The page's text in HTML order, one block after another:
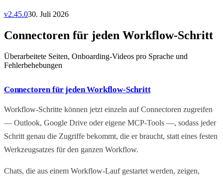
v2.45.030. Juli 2026
Connectoren für jeden Workflow-Schritt
Überarbeitete Seiten, Onboarding-Videos pro Sprache und
Fehlerbehebungen
Connectoren für jeden Workflow-Schritt
Workflow-Schritte können jetzt einzeln auf Connectoren zugreifen
— Outlook, Google Drive oder eigene MCP-Tools —, sodass jeder
Schritt genau die Zugriffe bekommt, die er braucht, statt eines festen
Werkzeugsatzes für den ganzen Workflow.
Chats, die aus einem Workflow-Lauf gestartet werden, zeigen,